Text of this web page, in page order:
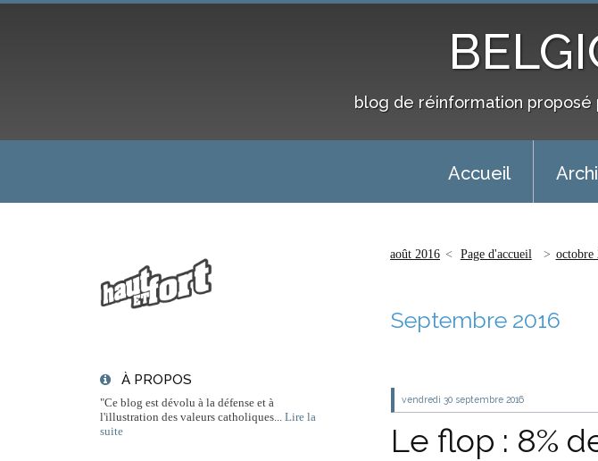
blog de réinformation
Accueil
À PROPOS
"Ce blog est dévolu à la défense et à
l'illustration des valeurs catholiques...
Lire la
suite
août 2016 Page d'accueil octobre
Septembre 2016
vendredi 30 septembre 2016
Le flop : 8%